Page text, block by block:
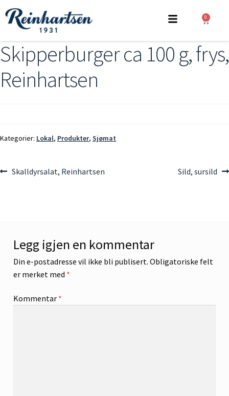
0
Skipperburger ca 100 g, frys,
Reinhartsen
Kategorier: Lokal, Produkter, Sjømat
Skalldyrsalat, Reinhartsen Sild, sursild
Legg igjen en kommentar
Din e-postadresse vil ikke bli publisert. Obligatoriske felt
er merket med *
Kommentar *